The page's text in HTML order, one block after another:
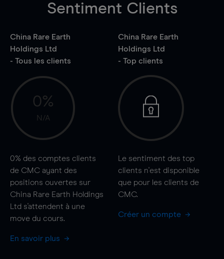
Sentiment Clients
China Rare Earth
Holdings Ltd
- Tous les clients
0%
N/A
0% des comptes clients
de CMC ayant des
positions ouvertes sur
China Rare Earth Holdings
Ltd s'attendent à une
move du cours.
En savoir plus
China Rare Earth
Holdings Ltd
- Top clients
Le sentiment des top
clients n'est disponible
que pour les clients de
CMC.
Créer un compte